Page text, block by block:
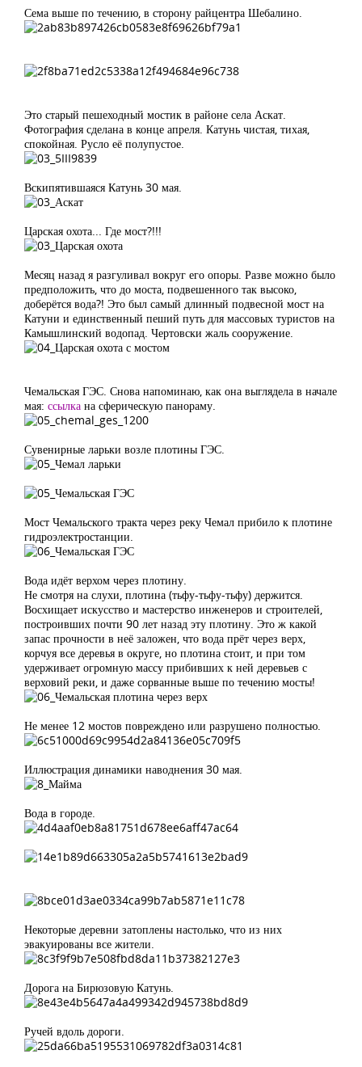
Сема выше по течению, в сторону райцентра Шебалино.
Это старый пешеходный мостик в районе села Аскат.
Фотография сделана в конце апреля. Катунь чистая, тихая,
спокойная. Русло её полупустое.
Вскипятившаяся Катунь 30 мая.
Царская охота... Где мост?!!!
Месяц назад я разгуливал вокруг его опоры. Разве можно было
предположить, что до моста, подвешенного так высоко,
доберётся вода?! Это был самый длинный подвесной мост на
Катуни и единственный пеший путь для массовых туристов на
Камышлинский водопад. Чертовски жаль сооружение.
Чемальская ГЭС. Снова напоминаю, как она выглядела в начале
мая: ссылка на сферическую панораму.
Сувенирные ларьки возле плотины ГЭС.
Мост Чемальского тракта через реку Чемал прибило к плотине
гидроэлектростанции.
Вода идёт верхом через плотину.
Не смотря на слухи, плотина (тьфу-тьфу-тьфу) держится.
Восхищает искусство и мастерство инженеров и строителей,
построивших почти 90 лет назад эту плотину. Это ж какой
запас прочности в неё заложен, что вода прёт через верх,
корчуя все деревья в округе, но плотина стоит, и при том
удерживает огромную массу прибивших к ней деревьев с
верховий реки, и даже сорванные выше по течению мосты!
Не менее 12 мостов повреждено или разрушено полностью.
Иллюстрация динамики наводнения 30 мая.
Вода в городе.
Некоторые деревни затоплены настолько, что из них
эвакуированы все жители.
Дорога на Бирюзовую Катунь.
Ручей вдоль дороги.